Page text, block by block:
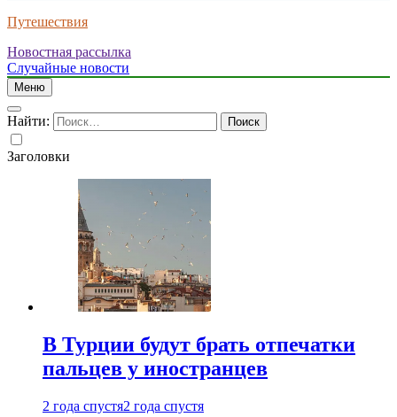
Путешествия
Новостная рассылка
Случайные новости
Меню
Найти:
Заголовки
В Турции будут брать отпечатки
пальцев у иностранцев
2 года спустя2 года спустя